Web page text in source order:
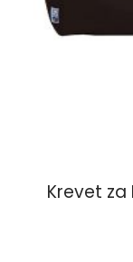
Krevet za